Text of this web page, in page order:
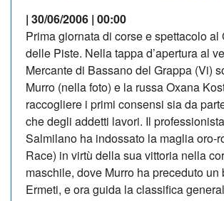
| 30/06/2006 | 00:00
Prima giornata di corse e spettacolo al
delle Piste. Nella tappa d’apertura al
Mercante di Bassano del Grappa (Vi)
Murro (nella foto) e la russa Oxana
raccogliere i primi consensi sia da
che degli addetti lavori. Il
Salmilano ha indossato la maglia oro-
Race) in virtù della sua vittoria nella
maschile, dove Murro ha preceduto un
Ermeti, e ora guida la classifica